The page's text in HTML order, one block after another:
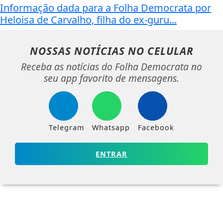
Informação dada para a Folha Democrata por
Heloisa de Carvalho, filha do ex-guru...
NOSSAS NOTÍCIAS NO CELULAR
Receba as notícias do Folha Democrata no
seu app favorito de mensagens.
Telegram Whatsapp Facebook
ENTRAR